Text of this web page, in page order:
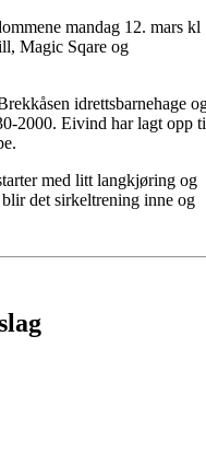
mandag 12. mars kl
Magic Sqare og
idrettsbarnehage
2000. Eivind har lagt opp
med litt langkjøring og
det sirkeltrening inne og